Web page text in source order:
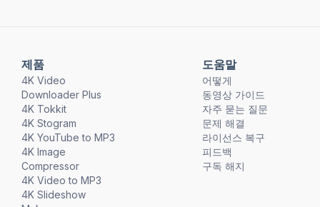
제품
4K Video
Downloader Plus
4K Tokkit
4K Stogram
4K YouTube to MP3
4K Image
Compressor
4K Video to MP3
4K Slideshow
도움말
어떻게
동영상 가이드
자주 묻는 질문
문제 해결
라이선스 복구
피드백
구독 해지